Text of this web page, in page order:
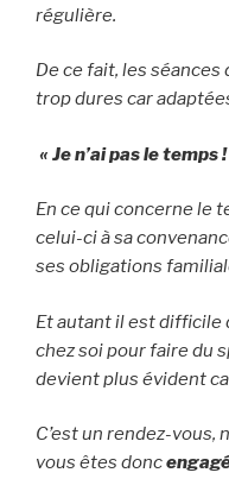
régulière.
De ce fait, les
trop dures car
« Je n’ai pas le temps !
En ce qui concerne le
celui-ci à sa
ses obligations
Et autant il est difficile
chez soi pour faire du
devient plus évident
C’est un rendez-
vous êtes donc